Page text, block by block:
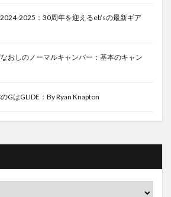
2024-2025：30周年を迎えるeb’sの最新ギア
なおしのノーマルキャンバー：基本のキャン
GはGLIDE：By Ryan Knapton